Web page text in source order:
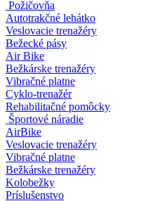
Požičovňa
Autotrakčné lehátko
Veslovacie trenažéry
Bežecké pásy
Air Bike
Bežkárske trenažéry
Vibračné platne
Cyklo-trenažér
Rehabilitačné pomôcky
Športové náradie
AirBike
Veslovacie trenažéry
Vibračné platne
Bežkárske trenažéry
Kolobežky
Príslušenstvo